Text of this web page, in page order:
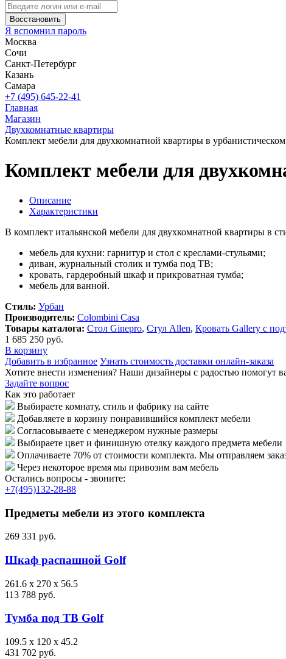
Восстановить
Я вспомнил пароль
Москва
Сочи
Санкт-Петербург
Казань
Самара
+7 (495) 645-22-41
Главная
Магазин
Двухкомнатные квартиры
Комплект мебели для двухкомнатной квартиры в
Комплект мебели для
Описание
Характеристики
В комплект итальянской мебели для двухкомнатной квартиры в
мебель для кухни: гарнитур и стол с креслами-стульями;
диван, журнальный столик и тумба под ТВ;
кровать, гардеробный шкаф и прикроватная тумба;
мебель для ванной.
Стиль: Урбан
Производитель: Сolombini Casa
Товары каталога: Стол Ginepro, Стул Allen, Кровать Gallery с
1 685 250 руб.
В корзину
Добавить в избранное Узнать стоимость доставки онлайн-заказа
Хотите внести изменения? Наши дизайнеры с радостью помогут
Задайте вопрос
Как это работает
Выбираете комнату, стиль и фабрику на сайте
Добавляете в корзину понравившийся комплект мебели
Согласовываете с менеджером нужные размеры
Выбираете цвет и финишную отелку каждого предмета мебели
Оплачиваете 70% от стоимости комплекта. Мы отправляем
Через некоторое время мы привозим вам мебель
Остались вопросы - звоните:
+7(495)132-28-88
Предметы мебели из этого комплекта
269 331 руб.
Шкаф распашной Golf
261.6 х 270 х 56.5
113 788 руб.
Тумба под ТВ Golf
109.5 х 120 х 45.2
431 702 руб.